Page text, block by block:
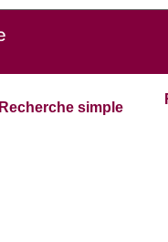
Recherche simple